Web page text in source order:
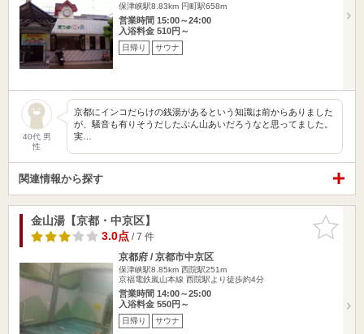
保津峡駅8.83km 円町駅658m
営業時間 15:00～24:00
入浴料金 510円～
日帰り サウナ
40代 男
性
京都にインコだらけの銭湯があるという知識は前からありました
が、騒音も有りそうだしたぶん山あいだろうなと思ってました。
実…
関連情報から探す
お気に入
りに追加
金山湯【京都・中京区】
3.0点/ 7 件
京都府 / 京都市中京区
保津峡駅8.85km 西院駅251m
京福電鉄嵐山本線 西院駅より徒歩約4分
営業時間 14:00～25:00
入浴料金 550円～
日帰り サウナ